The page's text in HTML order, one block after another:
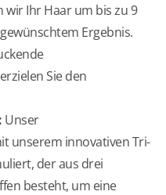
Ihr Haar um bis zu 9
Ergebnis.
Sie den
Unser
unserem innovativen Tri-
der aus drei
besteht, um eine